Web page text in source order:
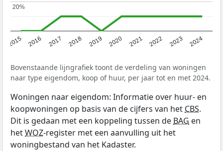
2015 2016 2017 2018 2019 2020 2021 2022 2023 2024
20%
20%
Bovenstaande lijngrafiek toont de verdeling van woningen
naar type eigendom, koop of huur, per jaar tot en met 2024.
Woningen naar eigendom: Informatie over huur- en
koopwoningen op basis van de cijfers van het CBS.
Dit is gedaan met een koppeling tussen de BAG en
hetWOZ-register met een aanvulling uit het
woningbestand van het Kadaster.